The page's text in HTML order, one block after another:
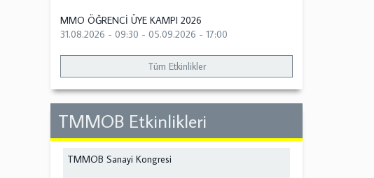
MMO ÖĞRENCİ ÜYE KAMPI 2026
31.08.2026 - 09:30 -05.09.2026 - 17:00
Tüm Etkinlikler
TMMOB Etkinlikleri
TMMOB Sanayi Kongresi